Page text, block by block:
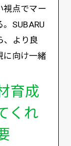
視点でマー
SUBARU
、より良
に向け一緒
育成
くれ